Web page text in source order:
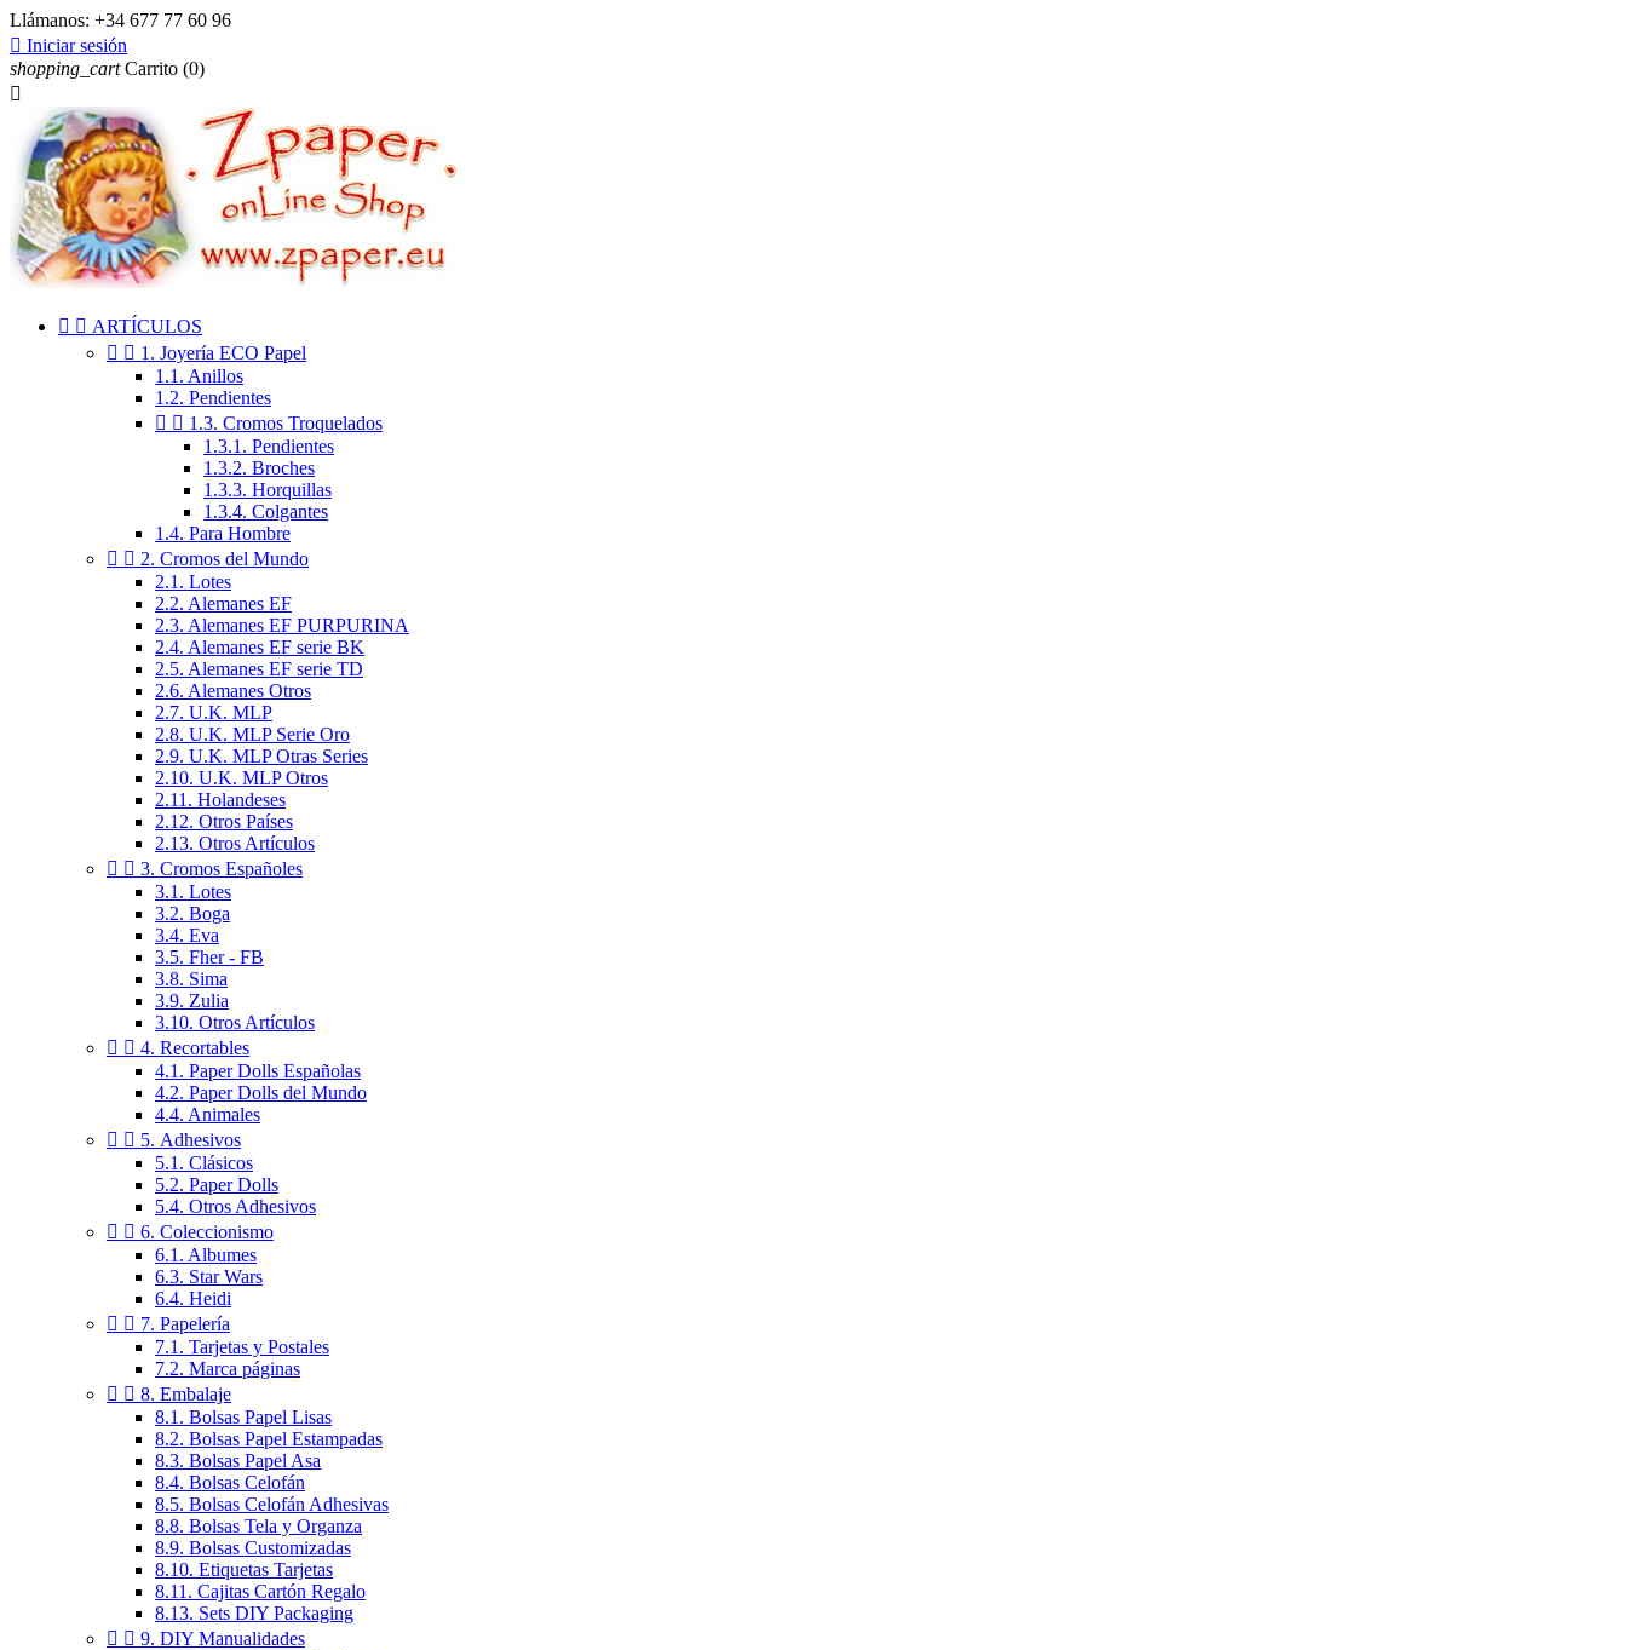
Llámanos: +34 677 77 60 96
 Iniciar sesión
shopping_cart Carrito (0)

  ARTÍCULOS
  1. Joyería ECO Papel
1.1. Anillos
1.2. Pendientes
  1.3. Cromos Troquelados
1.3.1. Pendientes
1.3.2. Broches
1.3.3. Horquillas
1.3.4. Colgantes
1.4. Para Hombre
  2. Cromos del Mundo
2.1. Lotes
2.2. Alemanes EF
2.3. Alemanes EF PURPURINA
2.4. Alemanes EF serie BK
2.5. Alemanes EF serie TD
2.6. Alemanes Otros
2.7. U.K. MLP
2.8. U.K. MLP Serie Oro
2.9. U.K. MLP Otras Series
2.10. U.K. MLP Otros
2.11. Holandeses
2.12. Otros Países
2.13. Otros Artículos
  3. Cromos Españoles
3.1. Lotes
3.2. Boga
3.4. Eva
3.5. Fher - FB
3.8. Sima
3.9. Zulia
3.10. Otros Artículos
  4. Recortables
4.1. Paper Dolls Españolas
4.2. Paper Dolls del Mundo
4.4. Animales
  5. Adhesivos
5.1. Clásicos
5.2. Paper Dolls
5.4. Otros Adhesivos
  6. Coleccionismo
6.1. Albumes
6.3. Star Wars
6.4. Heidi
  7. Papelería
7.1. Tarjetas y Postales
7.2. Marca páginas
  8. Embalaje
8.1. Bolsas Papel Lisas
8.2. Bolsas Papel Estampadas
8.3. Bolsas Papel Asa
8.4. Bolsas Celofán
8.5. Bolsas Celofán Adhesivas
8.8. Bolsas Tela y Organza
8.9. Bolsas Customizadas
8.10. Etiquetas Tarjetas
8.11. Cajitas Cartón Regalo
8.13. Sets DIY Packaging
  9. DIY Manualidades